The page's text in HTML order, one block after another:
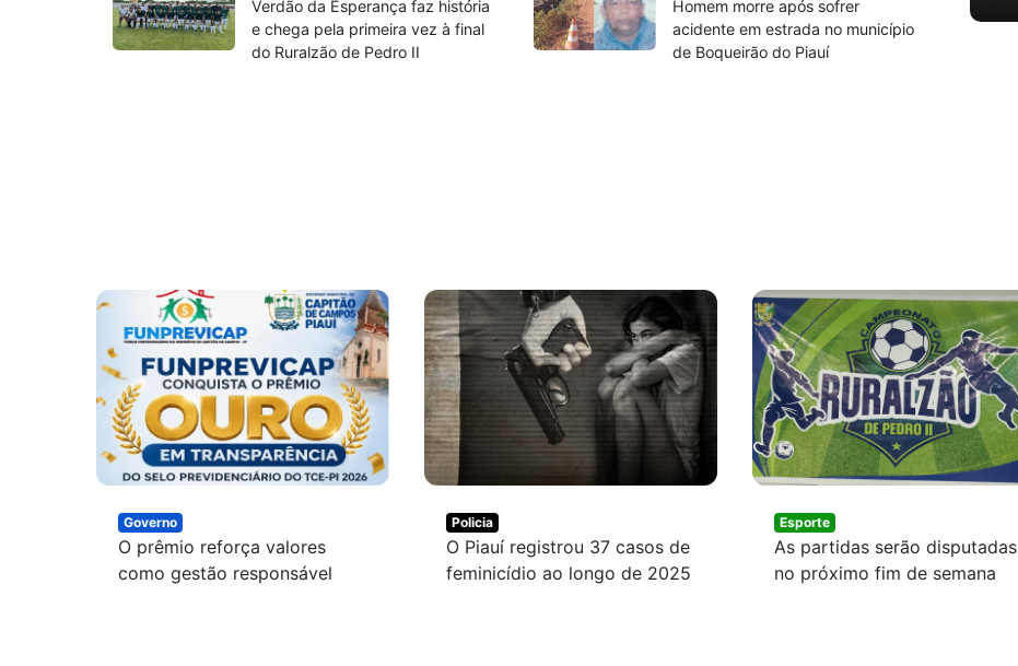
Verdão da Esperança faz história
e chega pela primeira vez à final
do Ruralzão de Pedro II
Homem morre após sofrer
acidente em estrada no município
de Boqueirão do Piauí
Governo
O prêmio reforça valores
como gestão responsável
Policia
O Piauí registrou 37 casos de
feminicídio ao longo de 2025
Esporte
As partidas serão disputadas
no próximo fim de semana